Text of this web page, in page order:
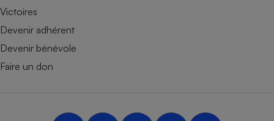
Victoires
Devenir adhérent
Devenir bénévole
Faire un don